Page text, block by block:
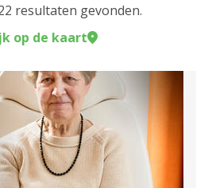
Sluiten
resultaten gevonden.
op de kaart